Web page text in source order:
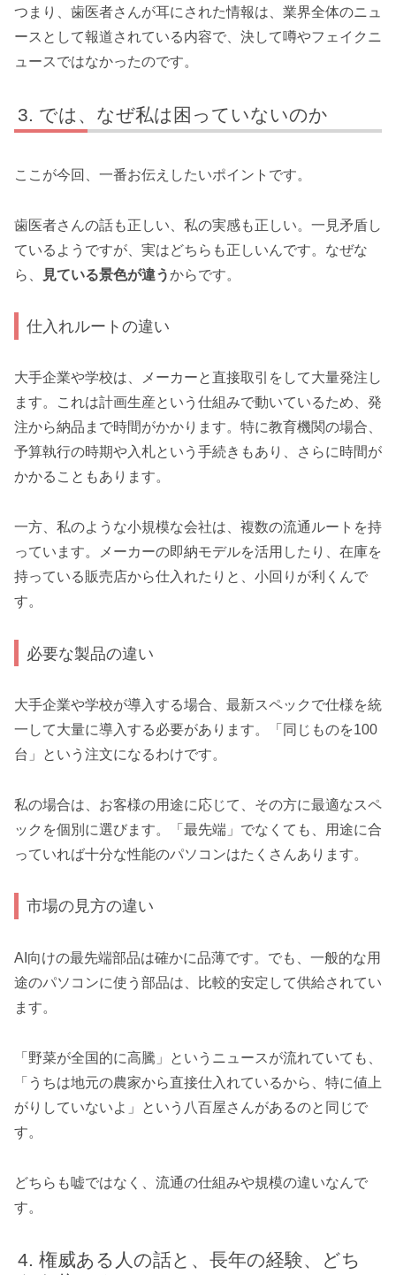
つまり、歯医者さんが耳にされた情報は、業界全体のニュ
ースとして報道されている内容で、決して噂やフェイクニ
ュースではなかったのです。
では、なぜ私は困っていないのか
ここが今回、一番お伝えしたいポイントです。
歯医者さんの話も正しい、私の実感も正しい。一見矛盾し
ているようですが、実はどちらも正しいんです。なぜな
ら、
見ている景色が違うからです。
仕入れルートの違い
大手企業や学校は、メーカーと直接取引をして大量発注し
ます。これは計画生産という仕組みで動いているため、発
注から納品まで時間がかかります。特に教育機関の場合、
予算執行の時期や入札という手続きもあり、さらに時間が
かかることもあります。
一方、私のような小規模な会社は、複数の流通ルートを持
っています。メーカーの即納モデルを活用したり、在庫を
持っている販売店から仕入れたりと、小回りが利くんで
す。
必要な製品の違い
大手企業や学校が導入する場合、最新スペックで仕様を統
一して大量に導入する必要があります。「同じものを100
台」という注文になるわけです。
私の場合は、お客様の用途に応じて、その方に最適なスペ
ックを個別に選びます。「最先端」でなくても、用途に合
っていれば十分な性能のパソコンはたくさんあります。
市場の見方の違い
AI向けの最先端部品は確かに品薄です。でも、一般的な用
途のパソコンに使う部品は、比較的安定して供給されてい
ます。
「野菜が全国的に高騰」というニュースが流れていても、
「うちは地元の農家から直接仕入れているから、特に値上
がりしていないよ」という八百屋さんがあるのと同じで
す。
どちらも嘘ではなく、流通の仕組みや規模の違いなんで
す。
権威ある人の話と、長年の経験、どち